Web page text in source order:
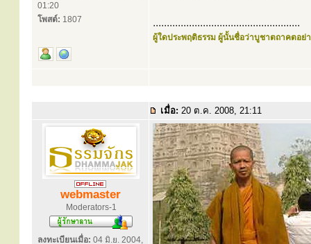
01:20
โพสต์: 1807 .....................................................
ผู้ใดประพฤติธรรม ผู้นั้นชื่อว่าบูชาตถาคตอย่า
เมื่อ: 20 ต.ค. 2008, 21:11
webmaster
Moderators-1
ลงทะเบียนเมื่อ: 04 มิ.ย. 2004,